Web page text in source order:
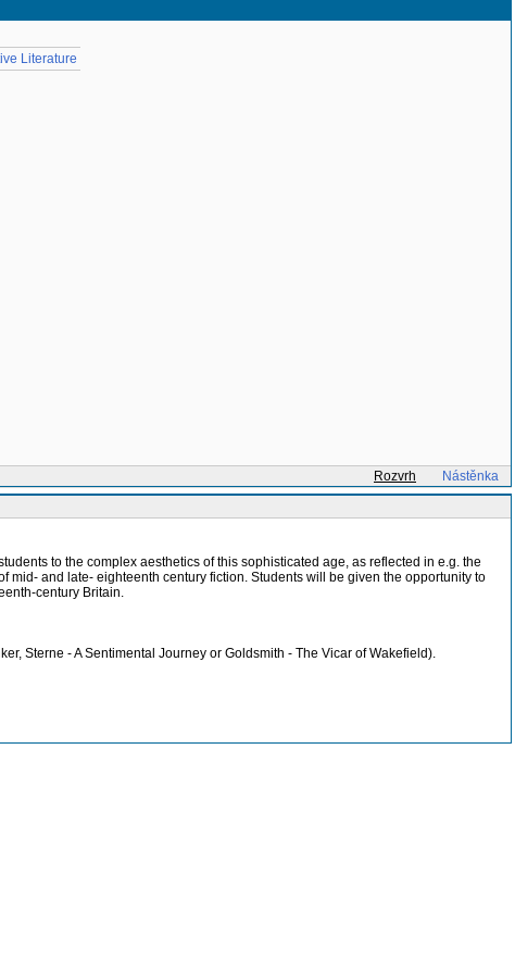
Literature
Rozvrh
Nástěnka
to the complex aesthetics of this sophisticated age, as reflected in e.g. the
and late- eighteenth century fiction. Students will be given the opportunity to
century Britain.
Sterne - A Sentimental Journey or Goldsmith - The Vicar of Wakefield).